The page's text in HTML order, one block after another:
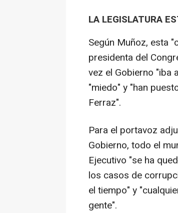
LA LEGISLATURA
Según Muñoz, esta
presidenta del
vez el Gobierno "iba
"miedo" y "han
Ferraz".
Para el portavoz
Gobierno, todo el
Ejecutivo "se ha
los casos de
el tiempo" y
gente".